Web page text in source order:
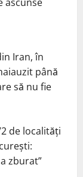
Iran, în
până
să nu fie
de localități
zburat”